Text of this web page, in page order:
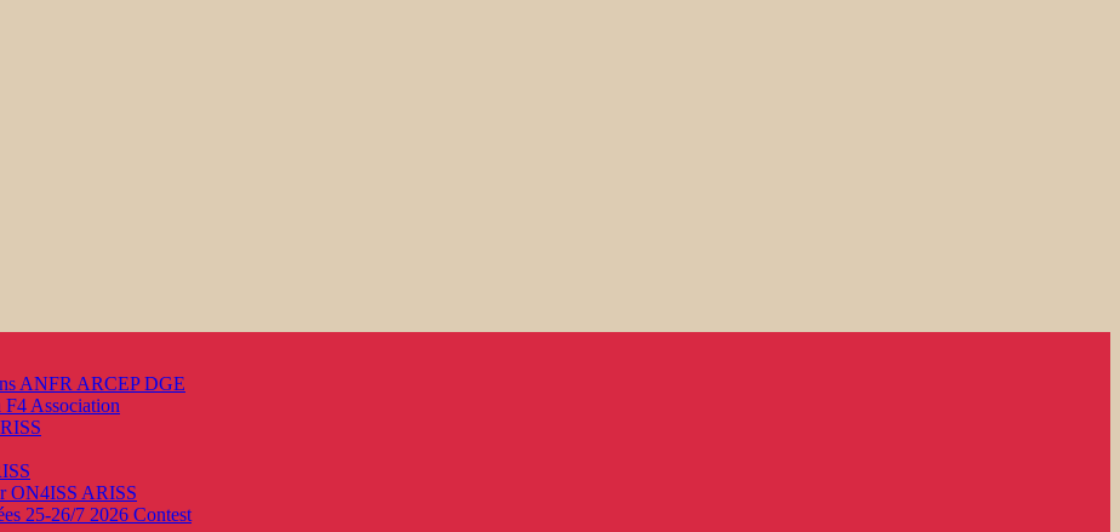
ANFR ARCEP DGE
F4 Association
ON4ISS ARISS
25-26/7 2026 Contest